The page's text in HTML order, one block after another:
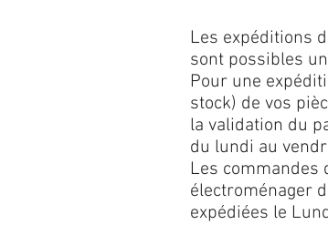
Les expéditions
sont possibles
Pour une
stock) de vos
la validation du
du lundi au
Les commandes
électroménager
expédiées le